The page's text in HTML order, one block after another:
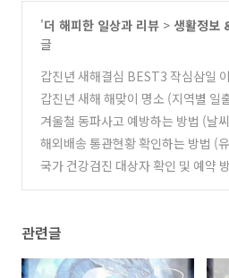
'더 해피한 일상과 리뷰 > 생활정보
글
갑진년 새해결심 BEST3 작심삼일
(0)
갑진년 새해 해맞이 명소 (지역별 일
겨울철 동파사고 예방하는 방법 (날
법)
(1)
해외배송 통관현황 확인하는 방법 (
국가 건강검진 대상자 확인 및 예약
관련글